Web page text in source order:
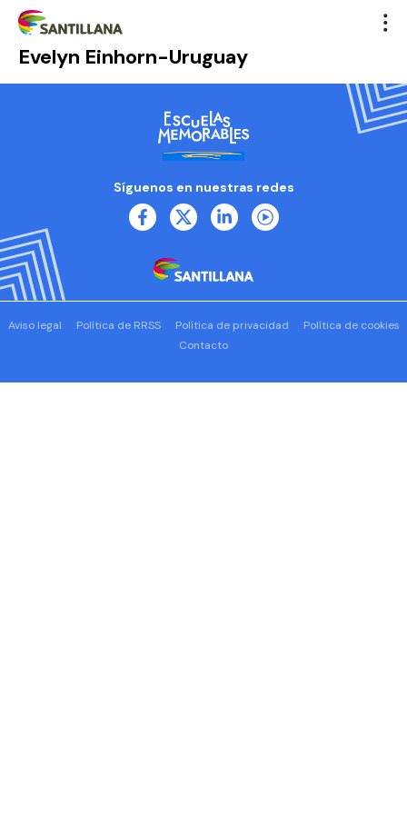
Evelyn Einhorn-Uruguay
Síguenos en nuestras redes
Aviso legal Política de RRSS Política de privacidad
Política de cookies
Contacto